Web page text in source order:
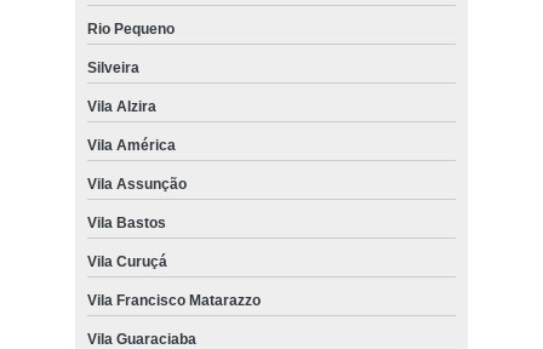
Rio Pequeno
Silveira
Vila Alzira
Vila América
Vila Assunção
Vila Bastos
Vila Curuçá
Vila Francisco Matarazzo
Vila Guaraciaba